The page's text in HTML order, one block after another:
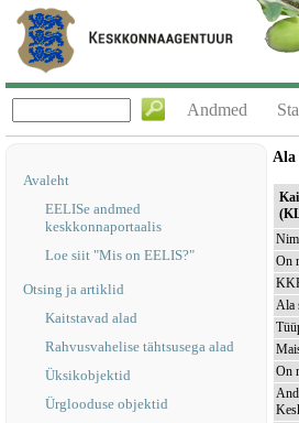
Andmed
Avaleht
EELISe andmed
keskkonnaportaalis
Loe siit "Mis on EELIS?"
Otsing ja artiklid
Kaitstavad alad
Rahvusvahelise tähtsusega alad
Üksikobjektid
Ürglooduse objektid
Ala
On
Ala
On